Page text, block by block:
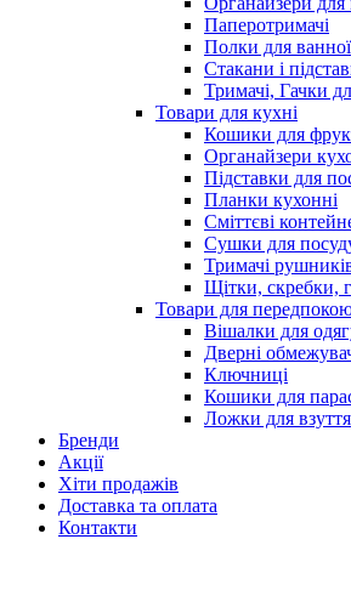
Паперотримачі
Полки для ванної
Стакани і
Тримачі, Гачки
Товари для кухні
Кошики для
Органайзери
Підставки для
Планки кухонні
Сміттєві
Сушки для
Тримачі
Щітки, скребки,
Товари для
Вішалки для
Дверні
Ключниці
Кошики для
Ложки для взуття
Бренди
Акції
Хіти продажів
Доставка та оплата
Контакти